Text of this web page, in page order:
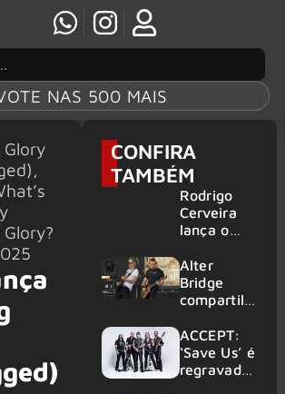
NAS 500 MAIS
,
CONFIRA
TAMBÉM
Rodrigo
Cerveira
lança o
Searcher”
Alter
Bridge
compartilh
vivo de
“Fortress”
gravada
ACCEPT:
‘Save Us’ é
regravada